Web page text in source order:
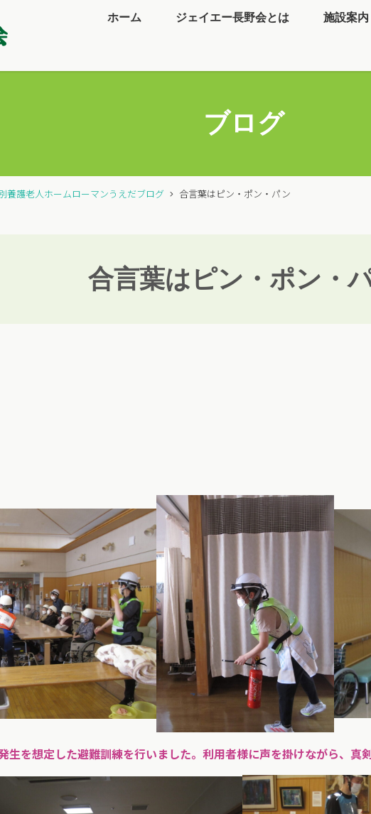
ホーム ジェイエー長野会とは 施設案内
ブログ
養護老人ホームローマンうえだブログ 合言葉はピン・ポン・パン
合言葉はピン・ポン・
生を想定した避難訓練を行いました。利用者様に声を掛けながら、真